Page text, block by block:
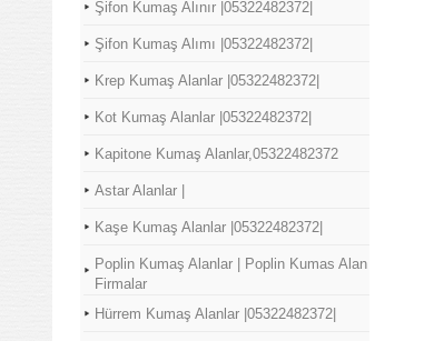
Şifon Kumaş Alınır |05322482372|
Şifon Kumaş Alımı |05322482372|
Krep Kumaş Alanlar |05322482372|
Kot Kumaş Alanlar |05322482372|
Kapitone Kumaş Alanlar,05322482372
Astar Alanlar |
Kaşe Kumaş Alanlar |05322482372|
Poplin Kumaş Alanlar | Poplin Kumas Alan
Firmalar
Hürrem Kumaş Alanlar |05322482372|